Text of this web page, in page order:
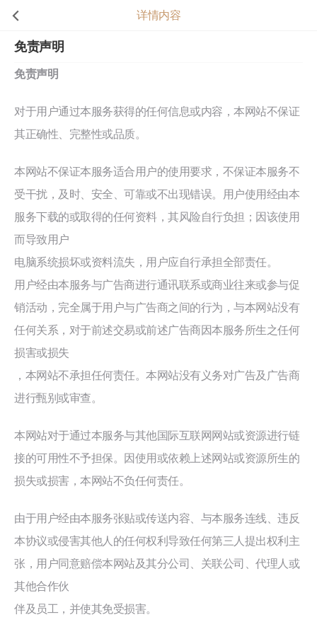
详情内容
免责声明
免责声明
对于用户通过本服务获得的任何信息或内容，本网站不保证
其正确性、完整性或品质。
本网站不保证本服务适合用户的使用要求，不保证本服务不
受干扰，及时、安全、可靠或不出现错误。用户使用经由本
服务下载的或取得的任何资料，其风险自行负担；因该使用
而导致用户
电脑系统损坏或资料流失，用户应自行承担全部责任。
用户经由本服务与广告商进行通讯联系或商业往来或参与促
销活动，完全属于用户与广告商之间的行为，与本网站没有
任何关系，对于前述交易或前述广告商因本服务所生之任何
损害或损失
，本网站不承担任何责任。本网站没有义务对广告及广告商
进行甄别或审查。
本网站对于通过本服务与其他国际互联网网站或资源进行链
接的可用性不予担保。因使用或依赖上述网站或资源所生的
损失或损害，本网站不负任何责任。
由于用户经由本服务张贴或传送内容、与本服务连线、违反
本协议或侵害其他人的任何权利导致任何第三人提出权利主
张，用户同意赔偿本网站及其分公司、关联公司、代理人或
其他合作伙
伴及员工，并使其免受损害。